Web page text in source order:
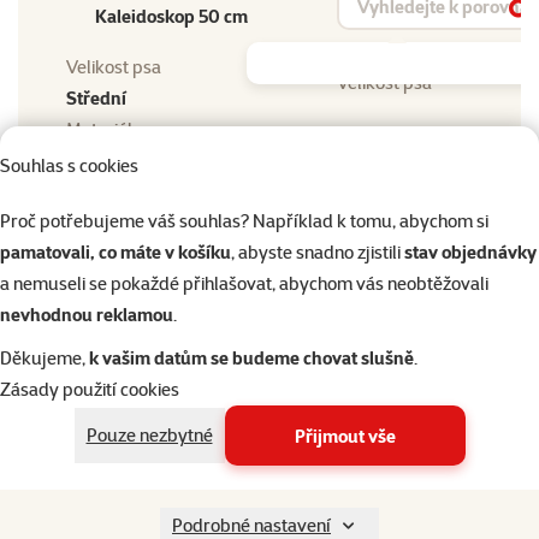
Souhlas s cookies
Proč potřebujeme váš souhlas? Například k tomu, abychom si
pamatovali, co máte v košíku, abyste snadno zjistilistav objednávky
a nemuseli se pokaždé přihlašovat, abychom vás neobtěžovali
nevhodnou reklamou.
Děkujeme,k vašim datům se budeme chovat slušně.
Zásady použití cookies
Pouze nezbytné
Přijmout vše
Podrobné nastavení
Kaleidoskop 50 cm
Velikost psa
Střední
Velikost psa
Materiál
Bavlna, Molitan
Multicolor